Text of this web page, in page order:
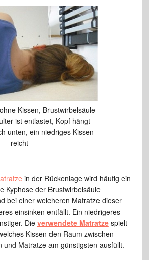
Kissen, Brustwirbelsäule
ist entlastet, Kopf hängt
unten, ein niedriges Kissen
reicht
in der Rückenlage wird häufig ein
Kyphose der Brustwirbelsäule
bei einer weicheren Matratze dieser
einsinken entfällt. Ein niedrigeres
Die verwendete Matratzespielt
Kissen den Raum zwischen
und Matratze am günstigsten ausfüllt.